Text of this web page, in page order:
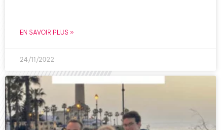
EN SAVOIR PLUS »
24/11/2022